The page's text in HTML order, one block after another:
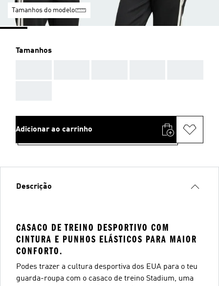
Tamanhos do modelo
Tamanhos
Adicionar ao carrinho
Descrição
CASACO DE TREINO DESPORTIVO COM
CINTURA E PUNHOS ELÁSTICOS PARA MAIOR
CONFORTO.
Podes trazer a cultura desportiva dos EUA para o teu
guarda-roupa com o casaco de treino Stadium, uma